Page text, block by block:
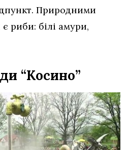
Природними
риби: білі амури,
“Косино”